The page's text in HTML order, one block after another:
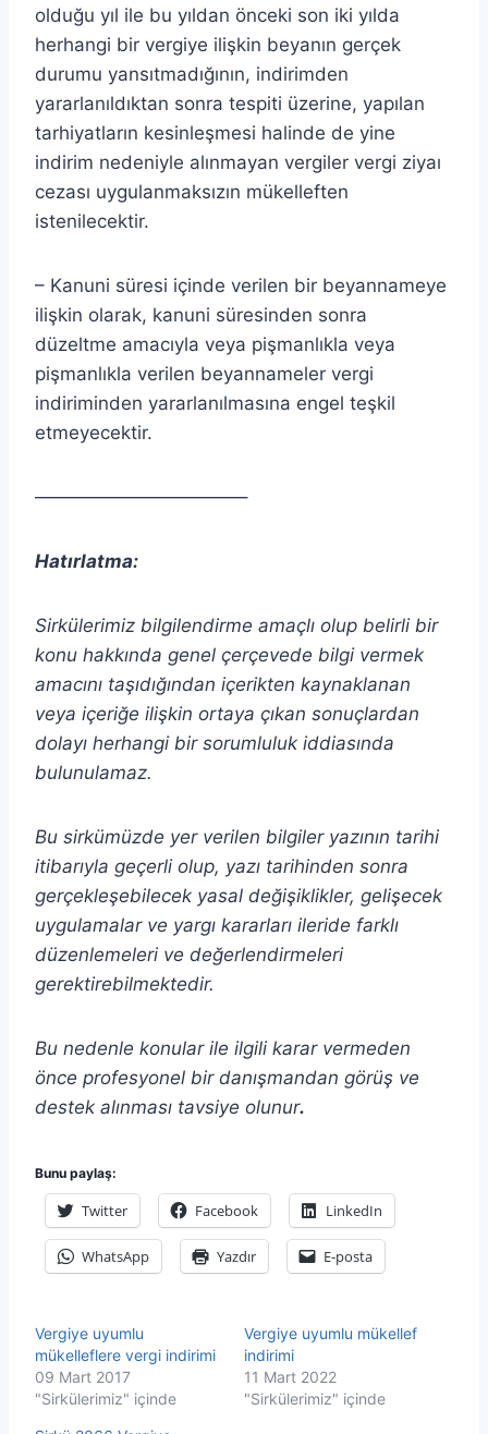
olduğu yıl ile bu yıldan önceki son iki yılda
herhangi bir vergiye ilişkin beyanın gerçek
durumu yansıtmadığının, indirimden
yararlanıldıktan sonra tespiti üzerine, yapılan
tarhiyatların kesinleşmesi halinde de yine
indirim nedeniyle alınmayan vergiler vergi ziyaı
cezası uygulanmaksızın mükelleften
istenilecektir.
– Kanuni süresi içinde verilen bir beyannameye
ilişkin olarak, kanuni süresinden sonra
düzeltme amacıyla veya pişmanlıkla veya
pişmanlıkla verilen beyannameler vergi
indiriminden yararlanılmasına engel teşkil
etmeyecektir.
———————————–
Hatırlatma:
Sirkülerimiz bilgilendirme amaçlı olup belirli bir
konu hakkında genel çerçevede bilgi vermek
amacını taşıdığından içerikten kaynaklanan
veya içeriğe ilişkin ortaya çıkan sonuçlardan
dolayı herhangi bir sorumluluk iddiasında
bulunulamaz.
Bu sirkümüzde yer verilen bilgiler yazının tarihi
itibarıyla geçerli olup, yazı tarihinden sonra
gerçekleşebilecek yasal değişiklikler, gelişecek
uygulamalar ve yargı kararları ileride farklı
düzenlemeleri ve değerlendirmeleri
gerektirebilmektedir.
Bu nedenle konular ile ilgili karar vermeden
önce profesyonel bir danışmandan görüş ve
destek alınması tavsiye olunur.
Bunu paylaş:
Twitter Facebook LinkedIn
WhatsApp Yazdır E-posta
Vergiye uyumlu
mükelleflere vergi indirimi
09 Mart 2017
"Sirkülerimiz" içinde
Vergiye uyumlu mükellef
indirimi
11 Mart 2022
"Sirkülerimiz" içinde